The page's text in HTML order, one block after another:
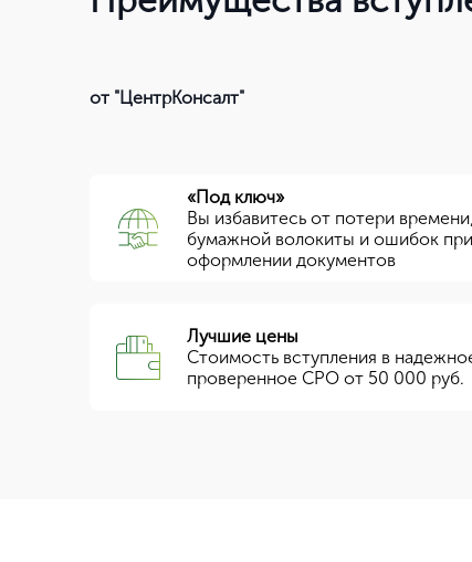
от "ЦентрКонсалт"
«Под ключ»
Вы избавитесь от потери времени,
бумажной волокиты и ошибок при
оформлении документов
Лучшие цены
Стоимость вступления в
проверенное СРО от 50 000 руб.